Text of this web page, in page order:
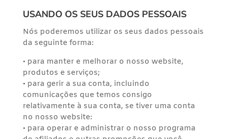
USANDO OS SEUS DADOS PESSOAIS
Nós poderemos utilizar os seus dados pessoais
da seguinte forma:
• para manter e melhorar o nosso website,
produtos e serviços;
• para gerir a sua conta, incluindo
comunicações que temos consigo
relativamente à sua conta, se tiver uma conta
no nosso website:
• para operar e administrar o nosso programa